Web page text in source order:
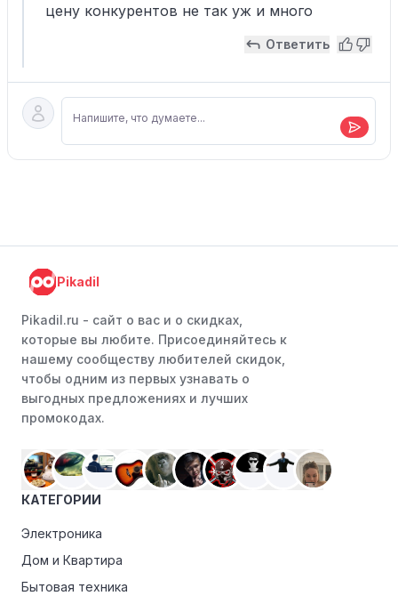
цену конкурентов не так уж и много
Ответить
Pikadil
Pikadil.ru - cайт о вас и о скидках,
которые вы любите. Присоединяйтесь к
нашему сообществу любителей скидок,
чтобы одним из первых узнавать о
выгодных предложениях и лучших
промокодах.
КАТЕГОРИИ
Электроника
Дом и Квартира
Бытовая техника